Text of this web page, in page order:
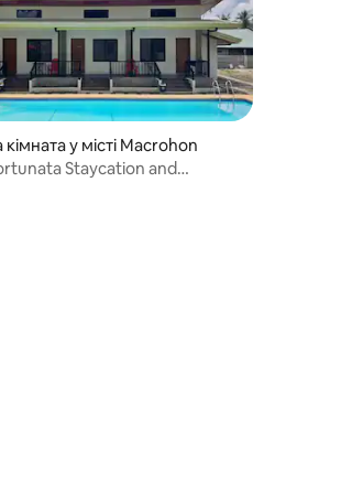
у місті Macrohon
Staycation and